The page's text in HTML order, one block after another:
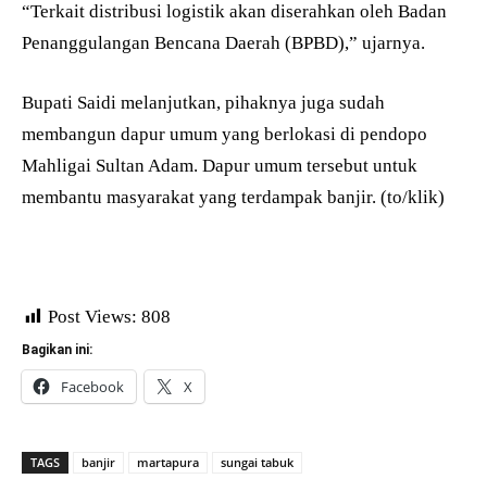
“Terkait distribusi logistik akan diserahkan oleh Badan
Penanggulangan Bencana Daerah (BPBD),” ujarnya.
Bupati Saidi melanjutkan, pihaknya juga sudah
membangun dapur umum yang berlokasi di pendopo
Mahligai Sultan Adam. Dapur umum tersebut untuk
membantu masyarakat yang terdampak banjir. (to/klik)
Post Views: 808
Bagikan ini:
Facebook X
TAGS banjir martapura sungai tabuk